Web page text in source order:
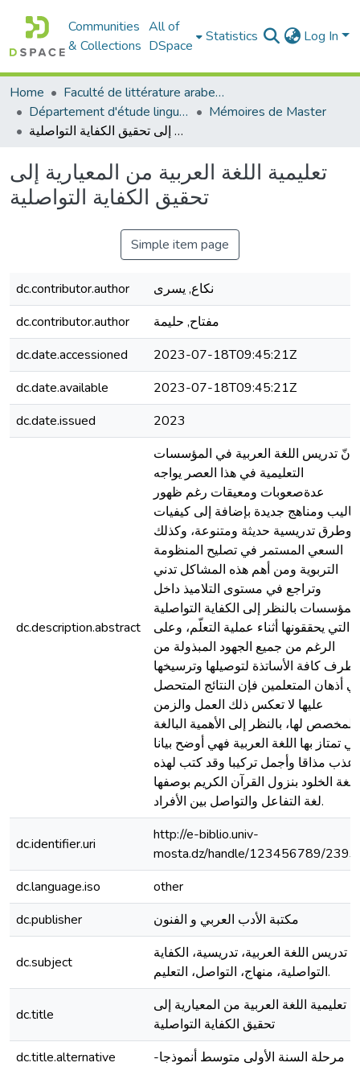
Communities
& Collections
All of
DSpace
Statistics Log In
Home
Faculté de littérature arabe et des arts
Département d'étude linguistique
Mémoires de Master
تعليمية اللغة العربية من المعيارية إلى تحقيق الكفاية التواصلية
تعليمية اللغة العربية من المعيارية إلى
تحقيق الكفاية التواصلية
Simple item page
dc.contributor.author
نكاع, يسرى
dc.contributor.author
مفتاح, حليمة
dc.date.accessioned
2023-07-18T09:45:21Z
dc.date.available
2023-07-18T09:45:21Z
dc.date.issued
2023
dc.description.abstract
إنّ تدريس اللغة العربية في المؤسسات
التعليمية في هذا العصر يواجه
عدةصعوبات ومعيقات رغم ظهور
ومناهج جديدة بإضافة إلى كيفيات
وطرق تدريسية حديثة ومتنوعة، وكذلك
السعي المستمر في تصليح المنظومة
التربوية ومن أهم هذه المشاكل تدني
وتراجع في مستوى التلاميذ داخل
المؤسسات بالنظر إلى الكفاية التواصلية
التي يحققونها أثناء عملية التعلّم، وعلى
الرغم من جميع الجهود المبذولة من
طرف كافة الأساتذة لتوصيلها وترسيخها
أذهان المتعلمين فإن النتائج المتحصل
عليها لا تعكس ذلك العمل والزمن
المخصص لها، بالنظر إلى الأهمية البالغة
تمتاز بها اللغة العربية فهي أوضح بيانا
مذاقا وأجمل تركيبا وقد كتب لهذه
اللغة الخلود بنزول القرآن الكريم بوصفها
لغة التفاعل والتواصل بين الأفراد.
dc.identifier.uri
http://e-biblio.univ-
mosta.dz/handle/123456789/
dc.language.iso
other
dc.publisher
مكتبة الأدب العربي و الفنون
dc.subject
تدريس اللغة العربية، تدريسية، الكفاية
التواصلية، منهاج، التواصل، التعليم.
dc.title
تعليمية اللغة العربية من المعيارية إلى
تحقيق الكفاية التواصلية
dc.title.alternative
-مرحلة السنة الأولى متوسط أنموذجا